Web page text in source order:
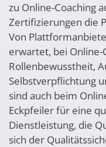
zu Online-Coaching
Zertifizierungen die
Von
erwartet, bei Online-
Rollenbewusstheit,
Selbstverpflichtung
sind auch beim
Eckpfeiler für eine
Dienstleistung, die
sich der